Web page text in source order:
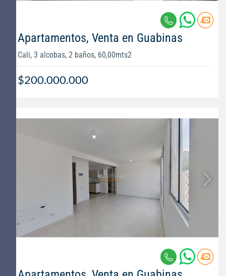
Apartamentos, Venta en Guabinas
Cali, 3 alcobas, 2 baños, 60,00mts2
$200.000.000